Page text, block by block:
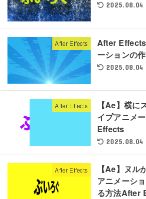
2025.08.04
After Effects
After
ーションの
2025.08.04
After Effects
【Ae】横に
イプアニメ
Effects
2025.08.04
After Effects
【Ae】ヌル
アニメーシ
る方法After